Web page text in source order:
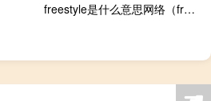
freestyle是什么意思网络（freestyle是什么意思）